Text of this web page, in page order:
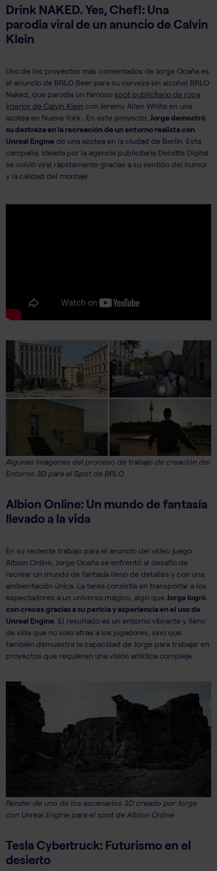
Drink NAKED. Yes, Chef!: Una
parodia viral de un anuncio de Calvin
Klein
Uno de los proyectos más comentados de Jorge Ocaña es
el anuncio de BRLO Beer para su cerveza sin alcohol BRLO
Naked, que parodia un famoso spot publicitario de ropa
interior de Calvin Klein con Jeremy Allen White en una
azotea en Nueva York . En este proyecto, Jorge demostró
su destreza en la recreación de un entorno realista con
Unreal Engine de una azotea en la ciudad de Berlín. Esta
campaña, ideada por la agencia publicitaria Deloitte Digital
se volvió viral rápidamente gracias a su sentido del humor
y la calidad del montaje.
Algunas imágenes del proceso de trabajo de creación del
Entorno 3D para el Spot de BRLO
Albion Online: Un mundo de fantasía
llevado a la vida
En su reciente trabajo para el anuncio del vídeo juego
Albion Online, Jorge Ocaña se enfrentó al desafío de
recrear un mundo de fantasía lleno de detalles y con una
ambientación única. La tarea consistía en transportar a los
espectadores a un universo mágico, algo que Jorge logró
con creces gracias a su pericia y experiencia en el uso de
Unreal Engine . El resultado es un entorno vibrante y lleno
de vida que no solo atrae a los jugadores, sino que
también demuestra la capacidad de Jorge para trabajar en
proyectos que requieren una visión artística compleja.
Render de uno de los escenarios 3D creado por Jorge
con Unreal Engine para el spot de Albion Online
Tesla Cybertruck: Futurismo en el
desierto